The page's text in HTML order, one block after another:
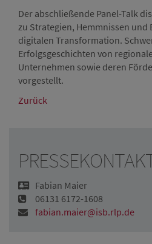
Der abschließende Panel-Talk
zu Strategien, Hemmnissen
digitalen Transformation.
Erfolgsgeschichten von
Unternehmen sowie deren
vorgestellt.
Zurück
Fabian Maier
06131 6172-1608
fabian.maier@isb.rlp.de